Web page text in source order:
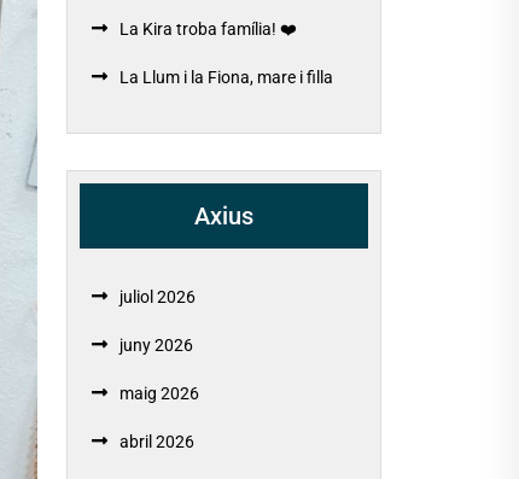
La Kira troba família! ❤️
La Llum i la Fiona, mare i filla
Axius
juliol 2026
juny 2026
maig 2026
abril 2026